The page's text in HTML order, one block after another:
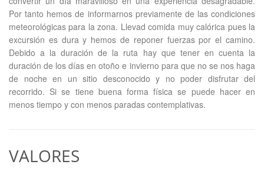
Por tanto hemos de informarnos previamente de las condiciones
meteorológicas para la zona. Llevad comida muy calórica pues la
excursión es dura y hemos de reponer fuerzas por el camino.
Debido a la duración de la ruta hay que tener en cuenta la
duración de los días en otoño e invierno para que no se nos haga
de noche en un sitio desconocido y no poder disfrutar del
recorrido. Si se tiene buena forma física se puede hacer en
menos tiempo y con menos paradas contemplativas.
VALORES